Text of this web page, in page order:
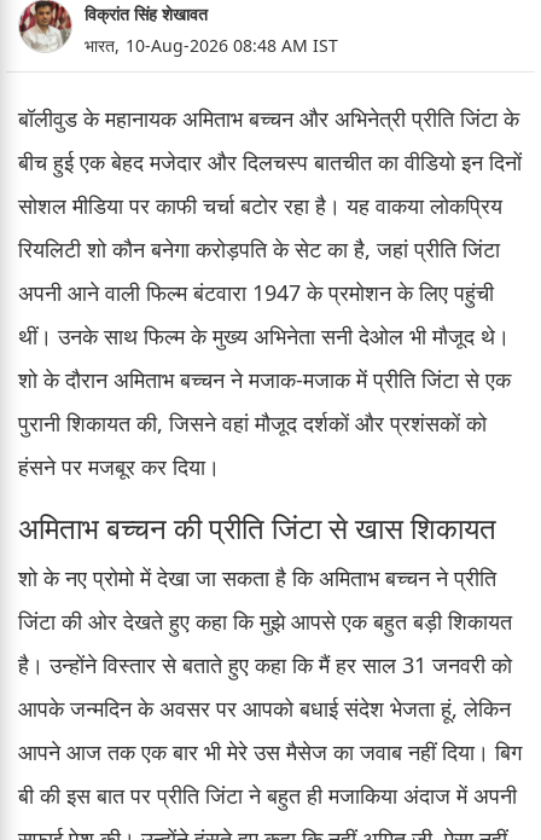
विक्रांत सिंह शेखावत
भारत, 10-Aug-2026 08:48 AM IST
बॉलीवुड के महानायक अमिताभ बच्चन और अभिनेत्री प्रीति जिंटा के
बीच हुई एक बेहद मजेदार और दिलचस्प बातचीत का वीडियो इन दिनों
सोशल मीडिया पर काफी चर्चा बटोर रहा है। यह वाकया लोकप्रिय
रियलिटी शो कौन बनेगा करोड़पति के सेट का है, जहां प्रीति जिंटा
अपनी आने वाली फिल्म बंटवारा 1947 के प्रमोशन के लिए पहुंची
थीं। उनके साथ फिल्म के मुख्य अभिनेता सनी देओल भी मौजूद थे।
शो के दौरान अमिताभ बच्चन ने मजाक-मजाक में प्रीति जिंटा से एक
पुरानी शिकायत की, जिसने वहां मौजूद दर्शकों और प्रशंसकों को
हंसने पर मजबूर कर दिया।
अमिताभ बच्चन की प्रीति जिंटा से खास शिकायत
शो के नए प्रोमो में देखा जा सकता है कि अमिताभ बच्चन ने प्रीति
जिंटा की ओर देखते हुए कहा कि मुझे आपसे एक बहुत बड़ी शिकायत
है। उन्होंने विस्तार से बताते हुए कहा कि मैं हर साल 31 जनवरी को
आपके जन्मदिन के अवसर पर आपको बधाई संदेश भेजता हूं, लेकिन
आपने आज तक एक बार भी मेरे उस मैसेज का जवाब नहीं दिया। बिग
बी की इस बात पर प्रीति जिंटा ने बहुत ही मजाकिया अंदाज में अपनी